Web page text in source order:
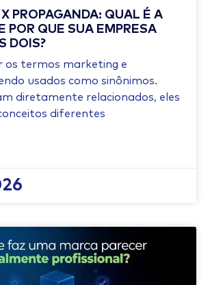
PROPAGANDA: QUAL É A
POR QUE SUA EMPRESA
DOIS?
os termos marketing e
usados como sinônimos.
diretamente relacionados, eles
diferentes